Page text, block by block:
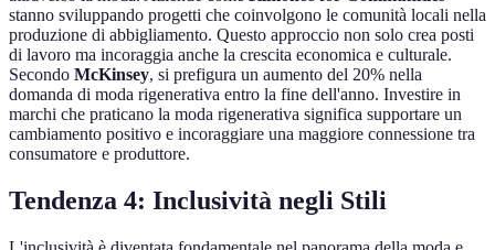
stanno sviluppando progetti che coinvolgono le comunità locali nella
produzione di abbigliamento. Questo approccio non solo crea posti
di lavoro ma incoraggia anche la crescita economica e culturale.
Secondo McKinsey, si prefigura un aumento del 20% nella
domanda di moda rigenerativa entro la fine dell'anno. Investire in
marchi che praticano la moda rigenerativa significa supportare un
cambiamento positivo e incoraggiare una maggiore connessione tra
consumatore e produttore.
Tendenza 4: Inclusività negli Stili